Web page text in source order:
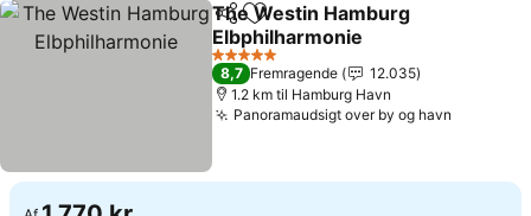
Del Føj til favoritter
The Westin Hamburg
Elbphilharmonie
5 Stjerner
8,7 Fremragende
12.035
1.2 km til Hamburg Havn
Panoramaudsigt over by og havn